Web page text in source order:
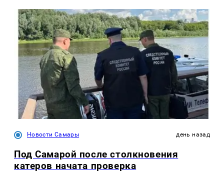
Новости Самары день назад
Под Самарой после столкновения
катеров начата проверка